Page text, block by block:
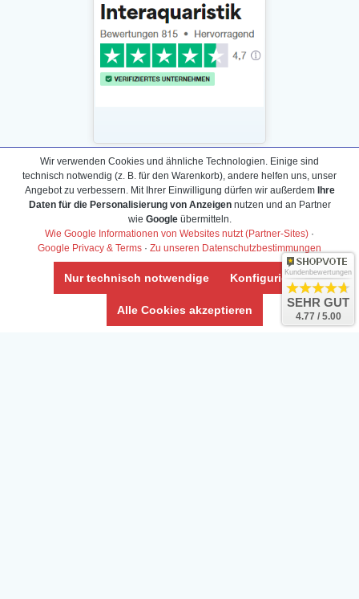
Daten­schutz­erklärung
Widerrufs­recht /Widerrufs­formular
AGB & Info
Impressum
Umwelt und Entsorgung
Vertrag widerrufen
Wir verwenden Cookies und ähnliche Technologien. Einige sind
technisch notwendig (z. B. für den Warenkorb), andere helfen uns, unser
Angebot zu verbessern. Mit Ihrer Einwilligung dürfen wir außerdem Ihre
Daten für die Personalisierung von Anzeigennutzen und an Partner
wie Googleübermitteln.
Wie Google Informationen von Websites nutzt (Partner-Sites) ·
Google Privacy & Terms · Zu unseren Datenschutzbestimmungen
Nur technisch notwendige Konfigurieren
Alle Cookies akzeptieren
Kundenbewertungen
SEHR GUT
4.77 / 5.00